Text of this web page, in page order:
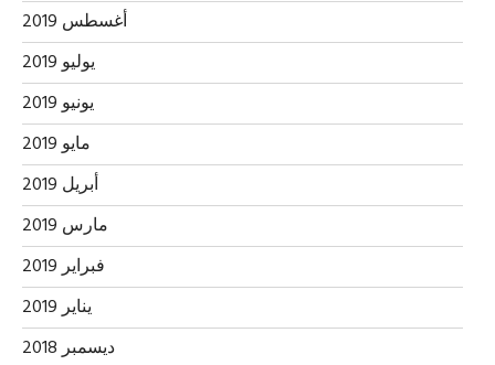
أغسطس 2019
يوليو 2019
يونيو 2019
مايو 2019
أبريل 2019
مارس 2019
فبراير 2019
يناير 2019
ديسمبر 2018